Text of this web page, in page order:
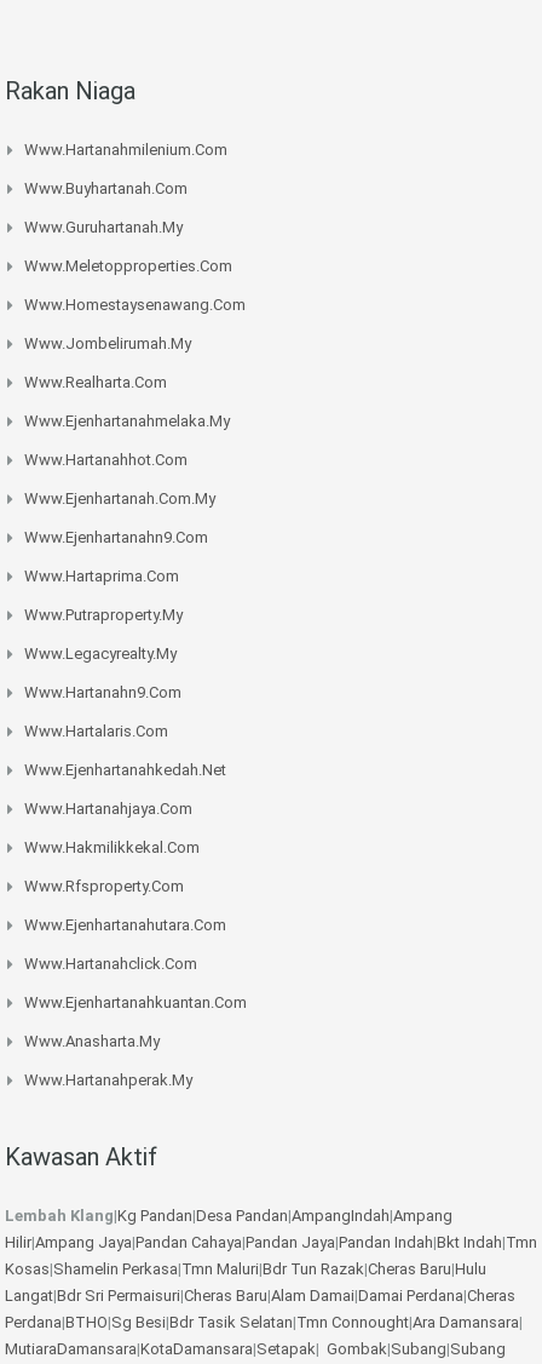
Rakan Niaga
Www.hartanahmilenium.com
Www.buyhartanah.com
Www.guruhartanah.my
Www.meletopproperties.com
Www.homestaysenawang.com
Www.jombelirumah.my
Www.realharta.com
Www.ejenhartanahmelaka.my
Www.hartanahhot.com
Www.ejenhartanah.com.my
Www.ejenhartanahn9.com
Www.hartaprima.com
Www.putraproperty.my
Www.legacyrealty.my
Www.hartanahn9.com
Www.hartalaris.com
Www.ejenhartanahkedah.net
Www.hartanahjaya.com
Www.hakmilikkekal.com
Www.rfsproperty.com
Www.ejenhartanahutara.com
Www.hartanahclick.com
Www.ejenhartanahkuantan.com
Www.anasharta.my
Www.hartanahperak.my
Kawasan Aktif
Lembah Klang|Kg Pandan|Desa Pandan|AmpangIndah|Ampang
Hilir|Ampang Jaya|Pandan Cahaya|Pandan Jaya|Pandan Indah|Bkt Indah|Tmn
Kosas|Shamelin Perkasa|Tmn Maluri|Bdr Tun Razak|Cheras Baru|Hulu
Langat|Bdr Sri Permaisuri|Cheras Baru|Alam Damai|Damai Perdana|Cheras
Perdana|BTHO|Sg Besi|Bdr Tasik Selatan|Tmn Connought|Ara Damansara|
MutiaraDamansara|KotaDamansara|Setapak| Gombak|Subang|Subang